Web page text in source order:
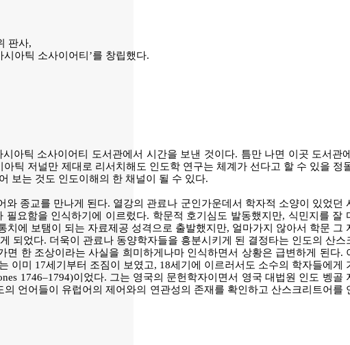
판사,
아틱 소사이어티’를 창립했다.
아틱 소사이어티 도서관에서 시간을 보낸 것이다. 틈만 나면 이곳 도서관
틱 저널만 제대로 리서치해도 인도학 연구는 체계가 선다고 할 수 있을 정
보는 것도 인도이해의 한 채널이 될 수 있다.
종교를 만나게 된다. 열강의 관료나 군인가운데서 학자적 소양이 있었던
요함을 인식하기에 이르렀다. 학문적 호기심도 발동했지만, 식민지를 잘
에 보탬이 되는 자료제공 성격으로 출발했지만, 얼마가지 않아서 학문 그
되었다. 더욱이 관료나 동양학자들을 흥분시키게 된 결정타는 인도의 산스
한 조상이라는 사실을 희미하게나마 인식하면서 상황은 급변하게 된다.
이미 17세기부터 조짐이 보였고, 18세기에 이르러서도 소수의 학자들에게
1746–1794)이었다. 그는 영국의 문헌학자이면서 영국 대법원 인도 벵골
언어들이 유럽어의 제어와의 연관성의 존재를 확인하고 산스크리트어를